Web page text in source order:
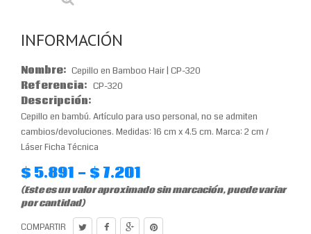
INFORMACIÓN
Nombre: Cepillo en Bamboo Hair | CP-320
Referencia: CP-320
Descripción:
Cepillo en bambú. Artículo para uso personal, no se admiten
cambios/devoluciones. Medidas: 16 cm x 4.5 cm. Marca: 2 cm /
Láser Ficha Técnica
$ 5.891 - $ 7.201
(Este es un valor aproximado sin marcación, puede variar
por cantidad)
COMPARTIR